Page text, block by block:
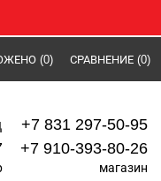
(0) СРАВНЕНИЕ (0)
+7 831 297-50-95
+7 910-393-80-26
магазин